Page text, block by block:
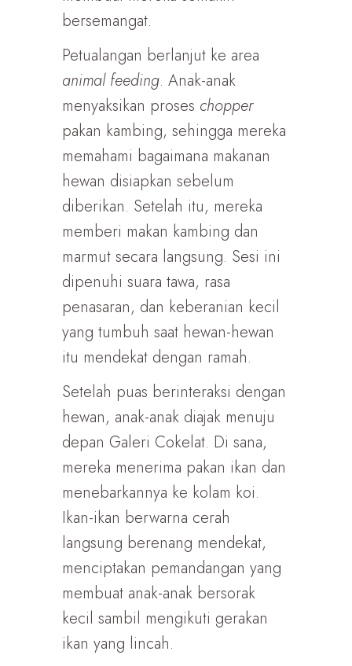
bersemangat.
Petualangan berlanjut ke area
animal feeding. Anak-anak
menyaksikan proses chopper
pakan kambing, sehingga mereka
memahami bagaimana makanan
hewan disiapkan sebelum
diberikan. Setelah itu, mereka
memberi makan kambing dan
marmut secara langsung. Sesi ini
dipenuhi suara tawa, rasa
penasaran, dan keberanian kecil
yang tumbuh saat hewan-hewan
itu mendekat dengan ramah.
Setelah puas berinteraksi dengan
hewan, anak-anak diajak menuju
depan Galeri Cokelat. Di sana,
mereka menerima pakan ikan dan
menebarkannya ke kolam koi.
Ikan-ikan berwarna cerah
langsung berenang mendekat,
menciptakan pemandangan yang
membuat anak-anak bersorak
kecil sambil mengikuti gerakan
ikan yang lincah.